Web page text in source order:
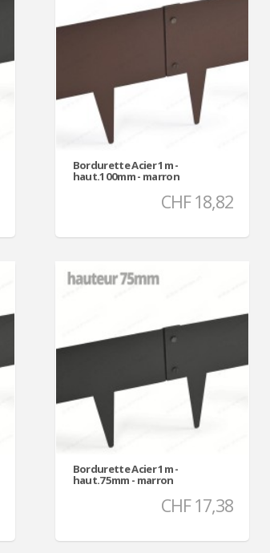
Bordurette Acier 1m -
haut.100mm - marron
CHF 18,82
Bordurette Acier 1m -
haut.75mm - marron
CHF 17,38